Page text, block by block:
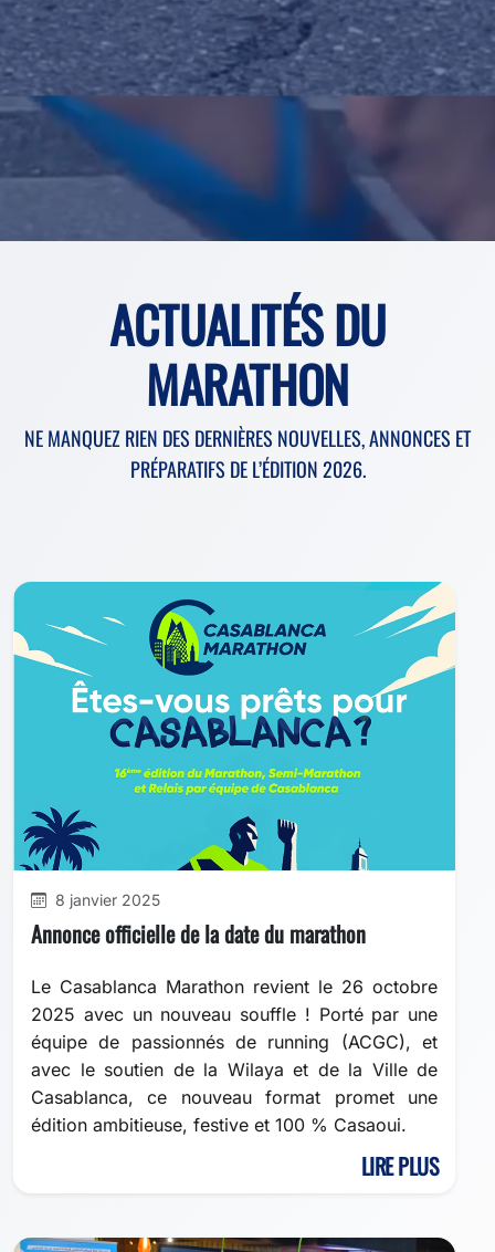
ACTUALITÉS DU
MARATHON
NE MANQUEZ RIEN DES DERNIÈRES NOUVELLES, ANNONCES ET
PRÉPARATIFS DE L’ÉDITION 2026.
8 janvier 2025
Annonce officielle de la date du marathon
Le Casablanca Marathon revient le 26 octobre
2025 avec un nouveau souffle ! Porté par une
équipe de passionnés de running (ACGC), et
avec le soutien de la Wilaya et de la Ville de
Casablanca, ce nouveau format promet une
édition ambitieuse, festive et 100 % Casaoui.
LIRE PLUS